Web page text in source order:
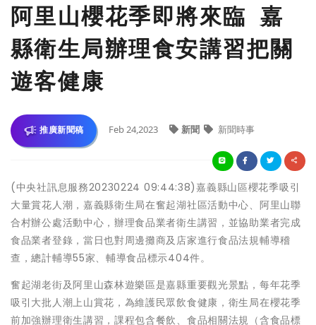
阿里山櫻花季即將來臨 嘉
縣衛生局辦理食安講習把關
遊客健康
推廣新聞稿 Feb 24,2023 新聞 新聞時事
(中央社訊息服務20230224 09:44:38)嘉義縣山區櫻花季吸引
大量賞花人潮，嘉義縣衛生局在奮起湖社區活動中心、阿里山聯
合村辦公處活動中心，辦理食品業者衛生講習，並協助業者完成
食品業者登錄，當日也對周邊攤商及店家進行食品法規輔導稽
查，總計輔導55家、輔導食品標示404件。
奮起湖老街及阿里山森林遊樂區是嘉縣重要觀光景點，每年花季
吸引大批人潮上山賞花，為維護民眾飲食健康，衛生局在櫻花季
前加強辦理衛生講習，課程包含餐飲、食品相關法規（含食品標